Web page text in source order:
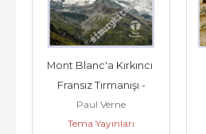
Mont Blanc'a Kırkıncı
Fransız Tırmanışı -
Paul Verne
Tema Yayınları